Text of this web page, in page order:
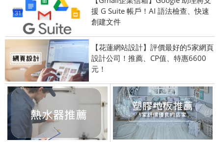
援 G Suite 帳戶！AI 語法檢查、快速
創建文件
【花蓮網站設計】評價最好的5家網頁
設計公司！推薦、CP值、特惠6600
元！